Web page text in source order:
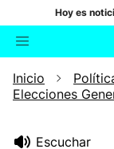
Hoy es
Buscador
Inicio
Elecciones
Escuchar